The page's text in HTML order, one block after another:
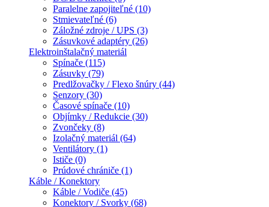
Paralelne zapojiteľné (10)
Stmievateľné (6)
Záložné zdroje / UPS (3)
Zásuvkové adaptéry (26)
Elektroinštalačný materiál
Spínače (115)
Zásuvky (79)
Predlžovačky / Flexo šnúry (44)
Senzory (30)
Časové spínače (10)
Objímky / Redukcie (30)
Zvončeky (8)
Izolačný materiál (64)
Ventilátory (1)
Ističe (0)
Prúdové chrániče (1)
Káble / Konektory
Káble / Vodiče (45)
Konektory / Svorky (68)